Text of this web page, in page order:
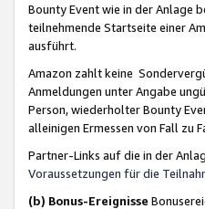
Bounty Event wie in der Anlage
teilnehmende Startseite einer
ausführt.
Amazon zahlt keine
Anmeldungen unter Angabe
Person, wiederholter Bounty
alleinigen Ermessen von Fall zu
Partner-Links auf die in der
Voraussetzungen für die
(b) Bonus-Ereignisse